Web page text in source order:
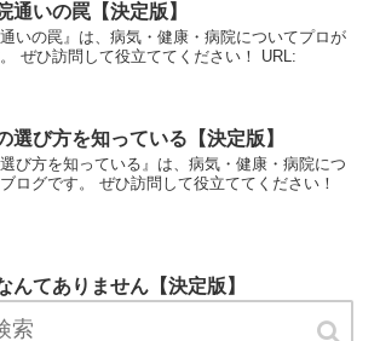
通いの罠【決定版】
通いの罠』は、病気・健康・病院についてプロが
ぜひ訪問して役立ててください！ URL:
選び方を知っている【決定版】
選び方を知っている』は、病気・健康・病院につ
ログです。 ぜひ訪問して役立ててください！
んてありません【決定版】
です。 ぜひ訪問して役立ててください！ URL: